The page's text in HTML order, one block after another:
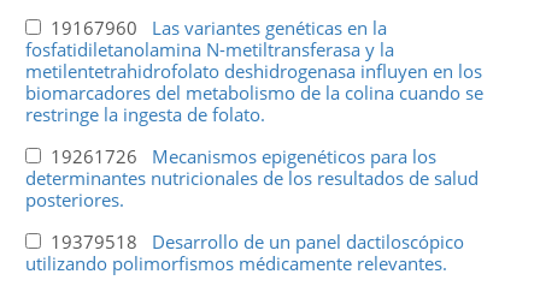
19167960 Las variantes genéticas en la
fosfatidiletanolamina N-metiltransferasa y la
metilentetrahidrofolato deshidrogenasa influyen en los
biomarcadores del metabolismo de la colina cuando se
restringe la ingesta de folato.
19261726 Mecanismos epigenéticos para los
determinantes nutricionales de los resultados de salud
posteriores.
19379518 Desarrollo de un panel dactiloscópico
utilizando polimorfismos médicamente relevantes.